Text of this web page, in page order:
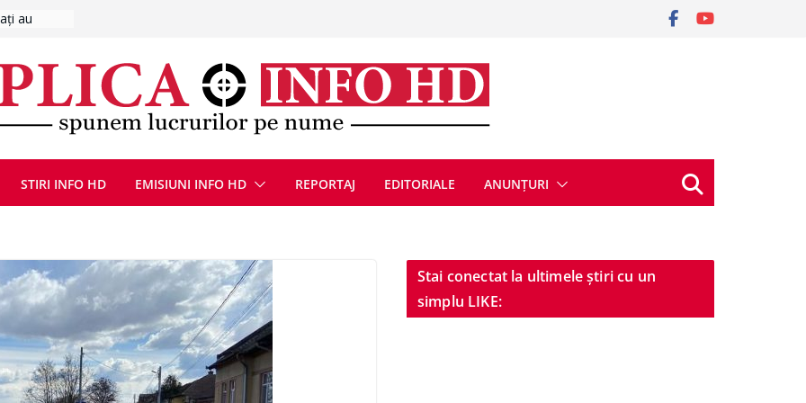
a lovit
cu
DIN
STIRI INFO HD EMISIUNI INFO HD REPORTAJ EDITORIALE ANUNȚURI
Stai conectat la ultimele știri cu un
simplu LIKE: